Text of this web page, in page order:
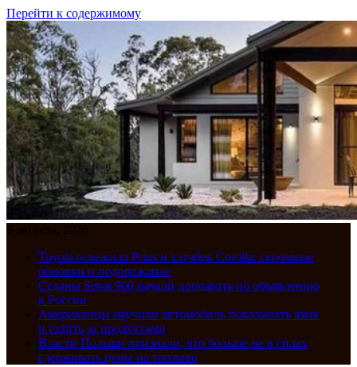
Перейти к содержимому
6 августа, 2026
Toyota освежила Prius и хэтчбек Corolla: скромные
обновки и подорожание
Седаны Senat 900 начали продавать по объявлению
в России
Американцы научили автомобиль показывать язык
и ездить за продуктами
Власти Польши признали, что больше не в силах
сдерживать цены на топливо